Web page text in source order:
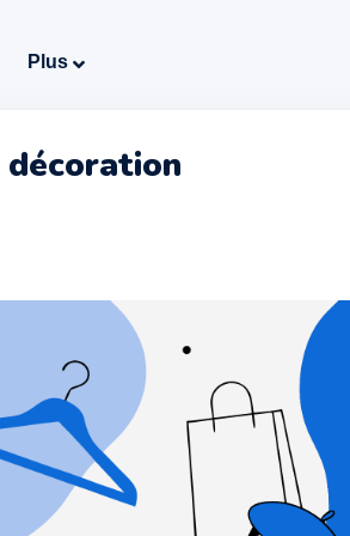
Plus
décoration